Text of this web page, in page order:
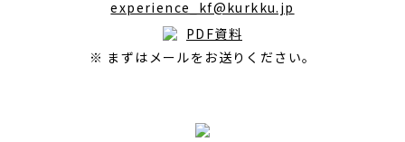
experience_kf@kurkku.jp
PDF資料
※ まずはメールをお送りください。